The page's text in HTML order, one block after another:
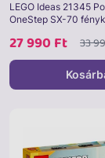
LEGO Ideas 21345
OneStep SX-70
27 990 Ft 33